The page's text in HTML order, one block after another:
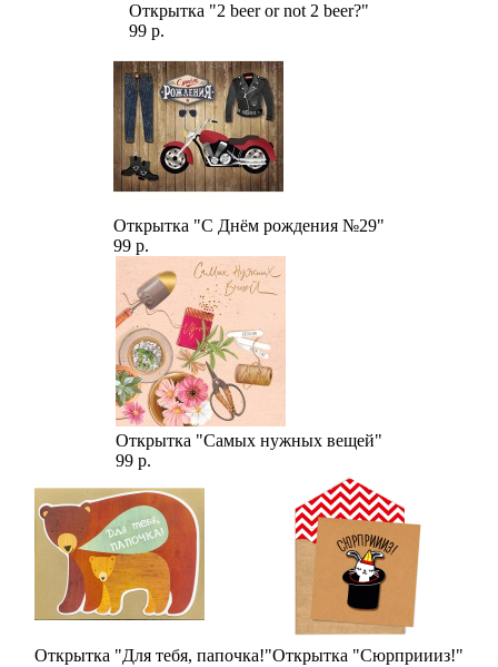
Открытка "2 beer or not 2 beer?"
99 р.
Открытка "С Днём рождения №29"
99 р.
Открытка "Самых нужных вещей"
99 р.
Открытка "Для тебя, папочка!"Открытка "Сюрприииз!"